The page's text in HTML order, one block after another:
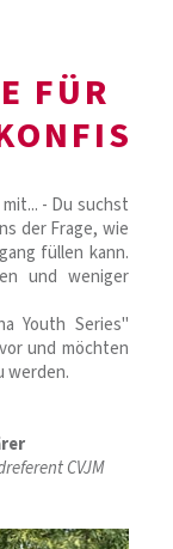
FÜR
- Du suchst
der Frage, wie
füllen kann.
und weniger
Youth Series"
und möchten
werden.
CVJM